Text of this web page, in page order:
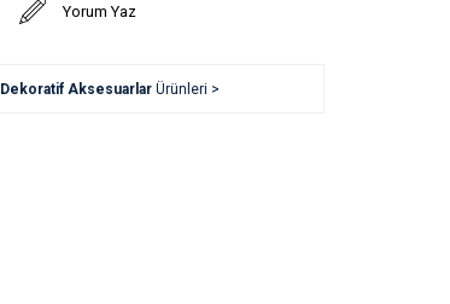
Yorum Yaz
Dekoratif AksesuarlarÜrünleri >